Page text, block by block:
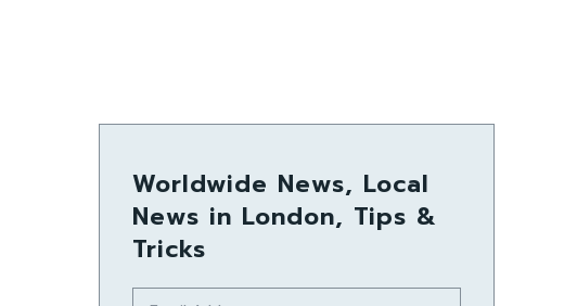
Worldwide News, Local
News in London, Tips &
Tricks